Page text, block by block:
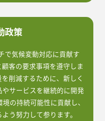
政策
で気候変動対応に貢献す
客の要求事項を遵守しま
削減するために、新しく
サービスを継続的に開発
の持続可能性に貢献し、
う努力して参ります。